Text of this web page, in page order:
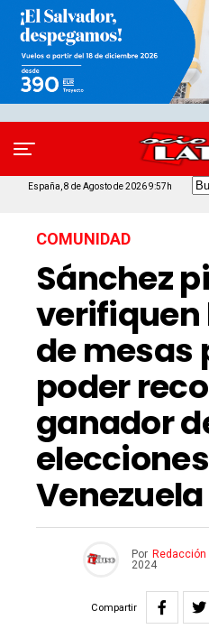
España, 8 de Agosto de 2026 9:57h
COMUNIDAD
Sánchez
verifiquen
de mesas
poder
ganador
Venezuela
Por
2024
Compartir